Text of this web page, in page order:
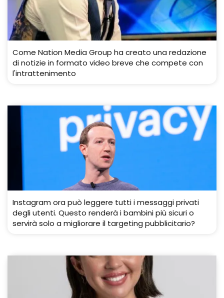
Come Nation Media Group ha creato una redazione
di notizie in formato video breve che compete con
l'intrattenimento
Instagram ora può leggere tutti i messaggi privati ​​
degli utenti. Questo renderà i bambini più sicuri o
servirà solo a migliorare il targeting pubblicitario?